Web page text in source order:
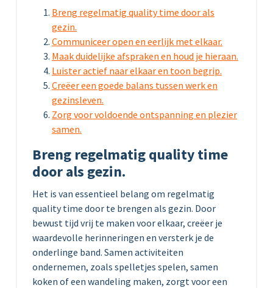
Breng regelmatig quality time door als
gezin.
Communiceer open en eerlijk met elkaar.
Maak duidelijke afspraken en houd je hieraan.
Luister actief naar elkaar en toon begrip.
Creëer een goede balans tussen werk en
gezinsleven.
Zorg voor voldoende ontspanning en plezier
samen.
Breng regelmatig quality time
door als gezin.
Het is van essentieel belang om regelmatig
quality time door te brengen als gezin. Door
bewust tijd vrij te maken voor elkaar, creëer je
waardevolle herinneringen en versterk je de
onderlinge band. Samen activiteiten
ondernemen, zoals spelletjes spelen, samen
koken of een wandeling maken, zorgt voor een